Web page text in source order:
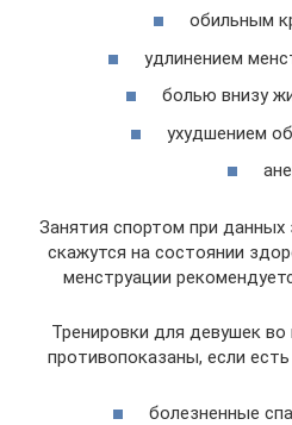
обильным
удлинением
болью внизу
ухудшением
Занятия спортом при данных
скажутся на состоянии
менструации
Тренировки для девушек
противопоказаны, если
болезненные